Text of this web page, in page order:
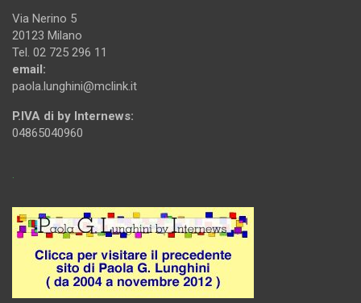
Via Nerino 5
20123 Milano
Tel. 02 725 296 11
email:
paola.lunghini@mclink.it
P.IVA di by Internews:
04865040960
.